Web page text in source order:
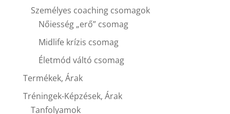
Személyes coaching csomagok
Nőiesség „erő” csomag
Midlife krízis csomag
Életmód váltó csomag
Termékek, Árak
Tréningek-Képzések, Árak
Tanfolyamok